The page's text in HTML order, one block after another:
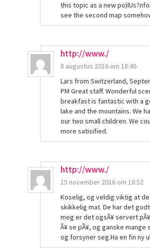
this topic as a new
see the second map
http://www./
8 augustus 2016 om 18:46
Lars from Switzerland,
PM Great staff. Wonderful
breakfast is fantastic with a
lake and the mountains. We
our two small children. We
more satisified.
http://www./
15 november 2016 om 18:52
Koselig, og veldig viktig at de
skikkelig mat. De har det
meg er det ogsÃ¥ servert
Ã¥ se pÃ¥, og ganske
og forsyner seg.Ha en fin ny